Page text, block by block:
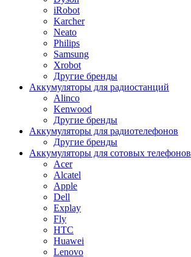
iRobot
Karcher
Neato
Philips
Samsung
Xrobot
Другие бренды
Аккумуляторы для радиостанций
Alinco
Kenwood
Другие бренды
Аккумуляторы для радиотелефонов
Другие бренды
Аккумуляторы для сотовых телефонов
Acer
Alcatel
Apple
Dell
Explay
Fly
HTC
Huawei
Lenovo